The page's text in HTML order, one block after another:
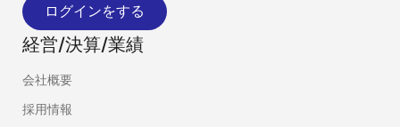
ログインをする
経営/決算/業績
会社概要
採用情報